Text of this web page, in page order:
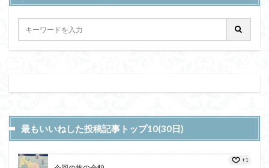
最もいいねした投稿記事トップ10(30日)
+1